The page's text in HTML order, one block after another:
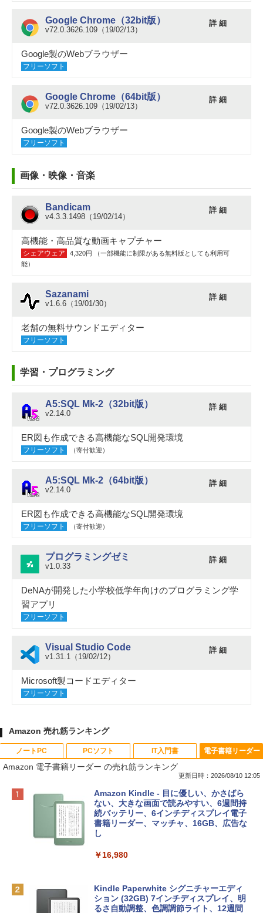
Google Chrome（32bit版）
v72.0.3626.109（19/02/13）
詳 細
Google製のWebブラウザー
フリーソフト
Google Chrome（64bit版）
v72.0.3626.109（19/02/13）
詳 細
Google製のWebブラウザー
フリーソフト
画像・映像・音楽
Bandicam
v4.3.3.1498（19/02/14）
詳 細
高機能・高品質な動画キャプチャー
シェアウェア
4,320円 （一部機能に制限がある無料版としても利用可
能）
Sazanami
v1.6.6（19/01/30）
詳 細
老舗の無料サウンドエディター
フリーソフト
学習・プログラミング
A5:SQL Mk-2（32bit版）
v2.14.0
詳 細
ER図も作成できる高機能なSQL開発環境
フリーソフト （寄付歓迎）
A5:SQL Mk-2（64bit版）
v2.14.0
詳 細
ER図も作成できる高機能なSQL開発環境
フリーソフト （寄付歓迎）
プログラミングゼミ
v1.0.33
詳 細
DeNAが開発した小学校低学年向けのプログラミング学
習アプリ
フリーソフト
Visual Studio Code
v1.31.1（19/02/12）
詳 細
Microsoft製コードエディター
フリーソフト
Amazon 売れ筋ランキング
ノートPC
Apple 2026 MacBook Neo A18 Proチッ
プ搭載13インチノートブック：AIとAppl
e Intelligenceのために設計、Liquid Ret
inaディスプレイ、8GBユニファイドメモ
リ、256GB SSDストレージ、1080p Fac
tomtoc 360°保護 15.6 16インチ パソコ
ンケース Dell NEC Lavie ASUS HP dyna
PCソフト
Robloxギフトカード - 800 Robux 【限
定バーチャルアイテムを含む】 【オンラ
インゲームコード】 ロブロックス | オン
ラインコード版
定バーチャルアイテムを含む】 【オンラ
インゲームコード】 ロブロックス | オン
ラインコード版
IT入門書
生成AIパスポート公式テキスト 第４版
￥1,766
￥1,292
電子書籍リーダー
Amazon 電子書籍リーダー の売れ筋ランキング
更新日時：2026/08/10 12:05
Amazon Kindle - 目に優しい、かさばら
ない、大きな画面で読みやすい、6週間持
続バッテリー、6インチディスプレイ電子
書籍リーダー、マッチャ、16GB、広告な
し
￥16,980
Kindle Paperwhite シグニチャーエディ
ション (32GB) 7インチディスプレイ、明
るさ自動調整、色調調節ライト、12週間